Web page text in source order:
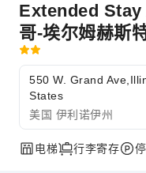
Extended
哥-埃尔姆赫斯
550 W. Grand
States
美国 伊利诺伊州
电梯 行李寄存